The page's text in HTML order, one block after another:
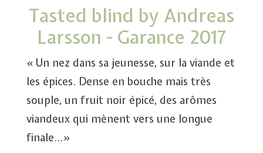
Tasted blind by Andreas
Larsson - Garance 2017
« Un nez dans sa jeunesse, sur la viande et
les épices. Dense en bouche mais très
souple, un fruit noir épicé, des arômes
viandeux qui mènent vers une longue
finale…»